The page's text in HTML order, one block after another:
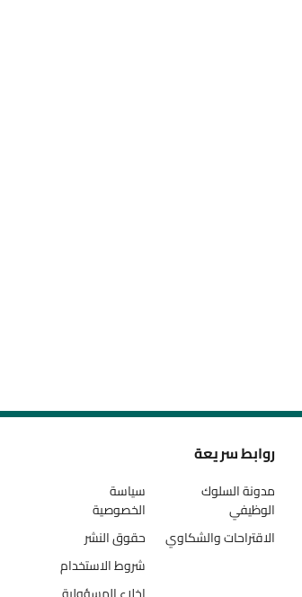
روابط سريعة
مدونة السلوك
الوظيفي
الاقتراحات والشكاوي
سياسة
الخصوصية
حقوق النشر
شروط الاستخدام